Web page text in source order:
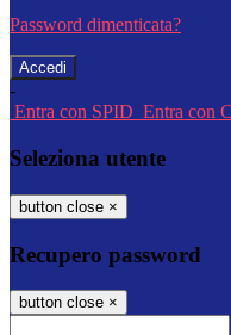
Password dimenticata?
-
Entra con SPID Entra con
Seleziona utente
button close ×
Recupero password
button close ×